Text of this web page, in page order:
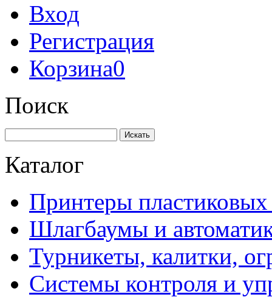
Вход
Регистрация
Корзина0
Поиск
Искать
Каталог
Принтеры пластиковых
Шлагбаумы и
Турникеты, калитки,
Системы контроля и